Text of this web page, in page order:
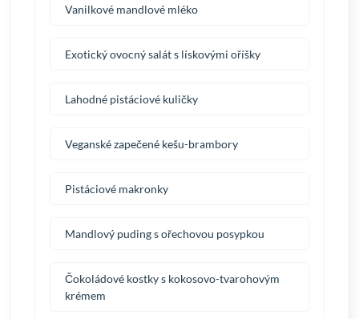
Vanilkové mandlové mléko
Exotický ovocný salát s lískovými oříšky
Lahodné pistáciové kuličky
Veganské zapečené kešu-brambory
Pistáciové makronky
Mandlový puding s ořechovou posypkou
Čokoládové kostky s kokosovo-tvarohovým
krémem